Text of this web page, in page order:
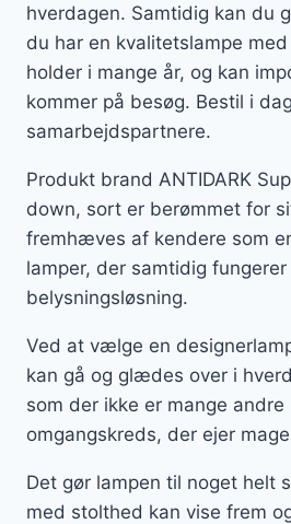
hverdagen. Samtidig kan du
du har en kvalitetslampe
holder i mange år, og kan
kommer på besøg. Bestil i
samarbejdspartnere.
Produkt brand ANTIDARK
down, sort er berømmet for
fremhæves af kendere som
lamper, der samtidig
belysningsløsning.
Ved at vælge en
kan gå og glædes over i
som der ikke er mange andre
omgangskreds, der ejer
Det gør lampen til noget helt
med stolthed kan vise frem